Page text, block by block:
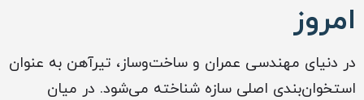
امروز
در دنیای مهندسی عمران و ساخت‌وساز، تیرآهن به عنوان
استخوان‌بندی اصلی سازه شناخته می‌شود. در میان